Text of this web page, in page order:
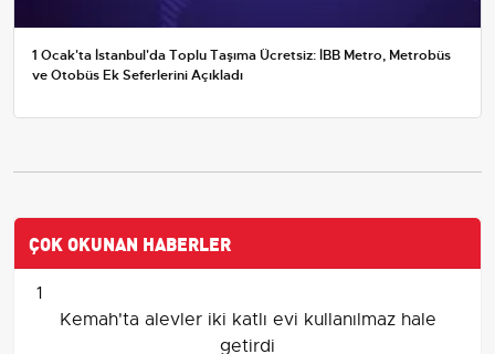
1 Ocak'ta İstanbul'da Toplu Taşıma Ücretsiz: İBB Metro, Metrobüs
ve Otobüs Ek Seferlerini Açıkladı
ÇOK OKUNAN HABERLER
1
Kemah'ta alevler iki katlı evi kullanılmaz hale
getirdi